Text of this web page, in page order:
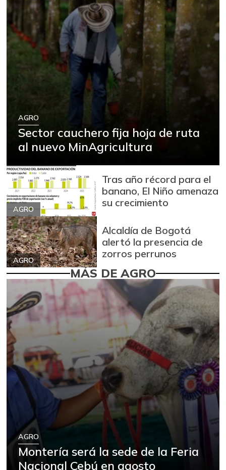
AGRO
Sector cauchero fija hoja de ruta
al nuevo MinAgricultura
AGRO
Tras año récord para el
banano, El Niño amenaza
su crecimiento
AGRO
Alcaldía de Bogotá
alertó la presencia de
zorros perrunos
MÁS DE AGRO
AGRO
Montería será la sede de la Feria
Nacional Cebú en agosto